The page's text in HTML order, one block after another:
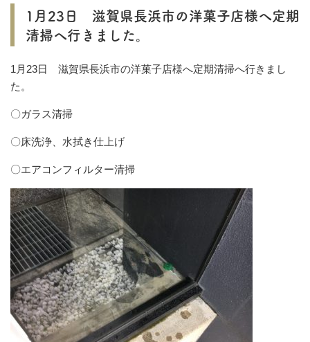
1月23日 滋賀県長浜市の洋菓子店様へ定期
清掃へ行きました。
1月23日 滋賀県長浜市の洋菓子店様へ定期清掃へ行きまし
た。
〇ガラス清掃
〇床洗浄、水拭き仕上げ
〇エアコンフィルター清掃